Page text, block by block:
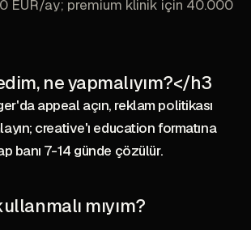
EUR/ay; premium klinik için 40.000
ne yapmalıyım?</h3
appeal açın, reklam politikası
creative'ı education formatına
banı 7-14 günde çözülür.
mıyım?